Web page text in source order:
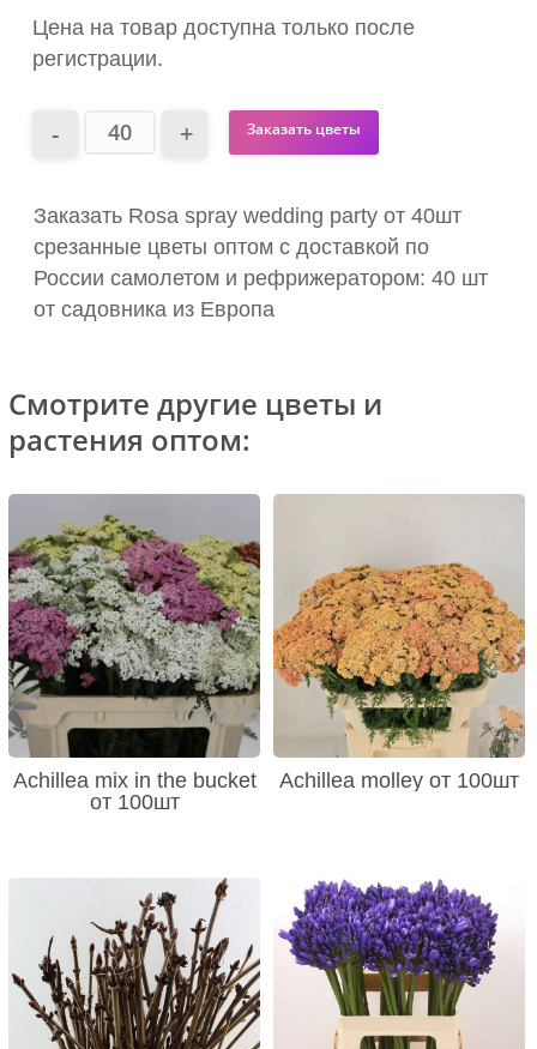
Цена на товар доступна только после
регистрации.
Заказать цветы
Заказать Rosa spray wedding party от 40шт
срезанные цветы оптом с доставкой по
России самолетом и рефрижератором: 40 шт
от садовника из Европа
Смотрите другие цветы и
растения оптом:
Achillea mix in the bucket
от 100шт
Achillea molley от 100шт